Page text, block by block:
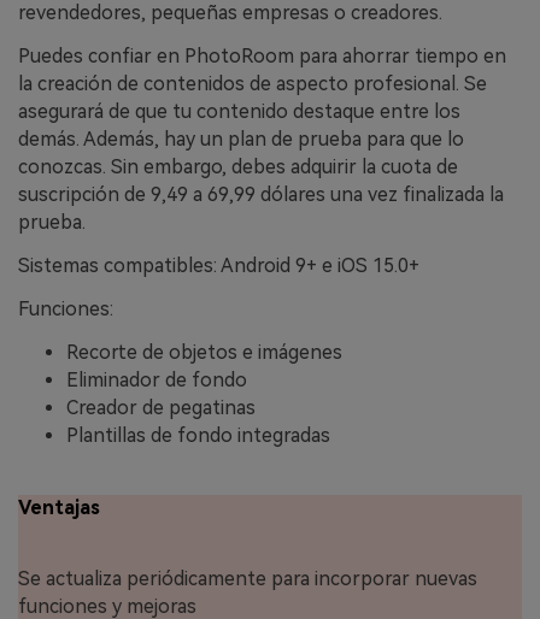
revendedores, pequeñas empresas o creadores.
Puedes confiar en PhotoRoom para ahorrar tiempo en
la creación de contenidos de aspecto profesional. Se
asegurará de que tu contenido destaque entre los
demás. Además, hay un plan de prueba para que lo
conozcas. Sin embargo, debes adquirir la cuota de
suscripción de 9,49 a 69,99 dólares una vez finalizada la
prueba.
Sistemas compatibles: Android 9+ e iOS 15.0+
Funciones:
Recorte de objetos e imágenes
Eliminador de fondo
Creador de pegatinas
Plantillas de fondo integradas
Ventajas
Se actualiza periódicamente para incorporar nuevas
funciones y mejoras